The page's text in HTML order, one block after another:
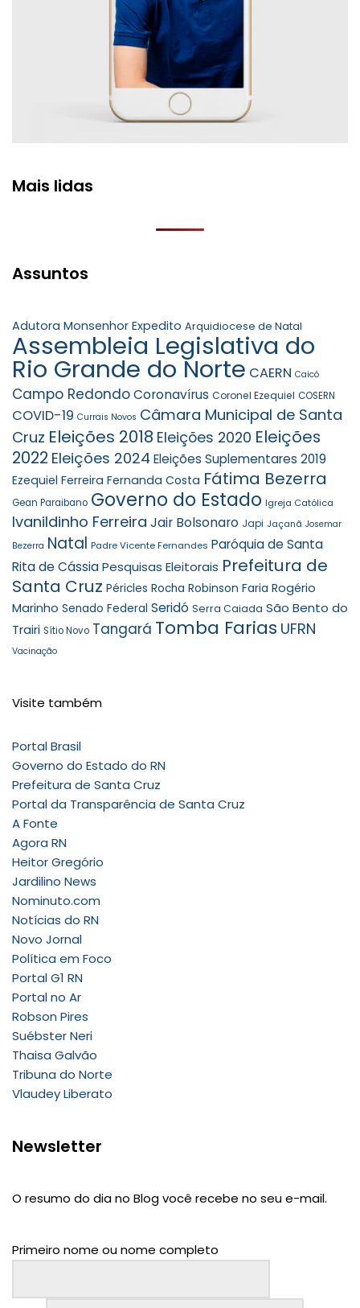
Mais lidas
Assuntos
Adutora Monsenhor Expedito Arquidiocese de Natal
Assembleia Legislativa do
Rio Grande do Norte CAERN Caicó
Campo RedondoCoronavírus Coronel Ezequiel COSERN
COVID-19 Currais Novos Câmara Municipal de Santa
Cruz Eleições 2018 Eleições 2020 Eleições
2022 Eleições 2024 Eleições Suplementares 2019
Ezequiel Ferreira Fernanda Costa Fátima Bezerra
Gean Paraibano Governo do Estado Igreja Católica
Ivanildinho Ferreira Jair Bolsonaro Japi Jaçanã Josemar
Bezerra Natal Padre Vicente Fernandes Paróquia de Santa
Rita de CássiaPesquisas Eleitorais Prefeitura de
Santa Cruz Péricles Rocha Robinson Faria Rogério
Marinho Senado Federal Seridó Serra Caiada São Bento do
Trairi Sítio Novo Tangará Tomba Farias UFRN
Vacinação
Visite também
Portal Brasil
Governo do Estado do RN
Prefeitura de Santa Cruz
Portal da Transparência de Santa Cruz
A Fonte
Agora RN
Heitor Gregório
Jardilino News
Nominuto.com
Notícias do RN
Novo Jornal
Política em Foco
Portal G1 RN
Portal no Ar
Robson Pires
Suébster Neri
Thaisa Galvão
Tribuna do Norte
Vlaudey Liberato
Newsletter
O resumo do dia no Blog você recebe no seu e-mail.
Primeiro nome ou nome completo